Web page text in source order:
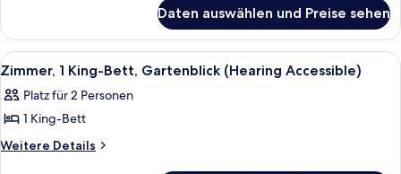
(Hearing
Accessible)
anzeigen
2 Queen-
Betten,
Gartenblick
Accessible)
Daten auswählen und Preise sehen
Alle
Fotos
für
Zimmer,
1 King-
Ein Hotelzimmer mit einem großen
4
Zimmer, 1 King-Bett, Gartenblick (Hearing Accessible)
Platz für 2 Personen
1 King-Bett
Weitere Details
Weitere